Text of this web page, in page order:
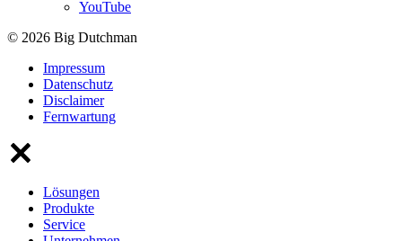
YouTube
© 2026 Big Dutchman
Impressum
Datenschutz
Disclaimer
Fernwartung
Lösungen
Produkte
Service